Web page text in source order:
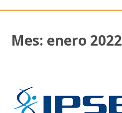
Mes: enero 2022